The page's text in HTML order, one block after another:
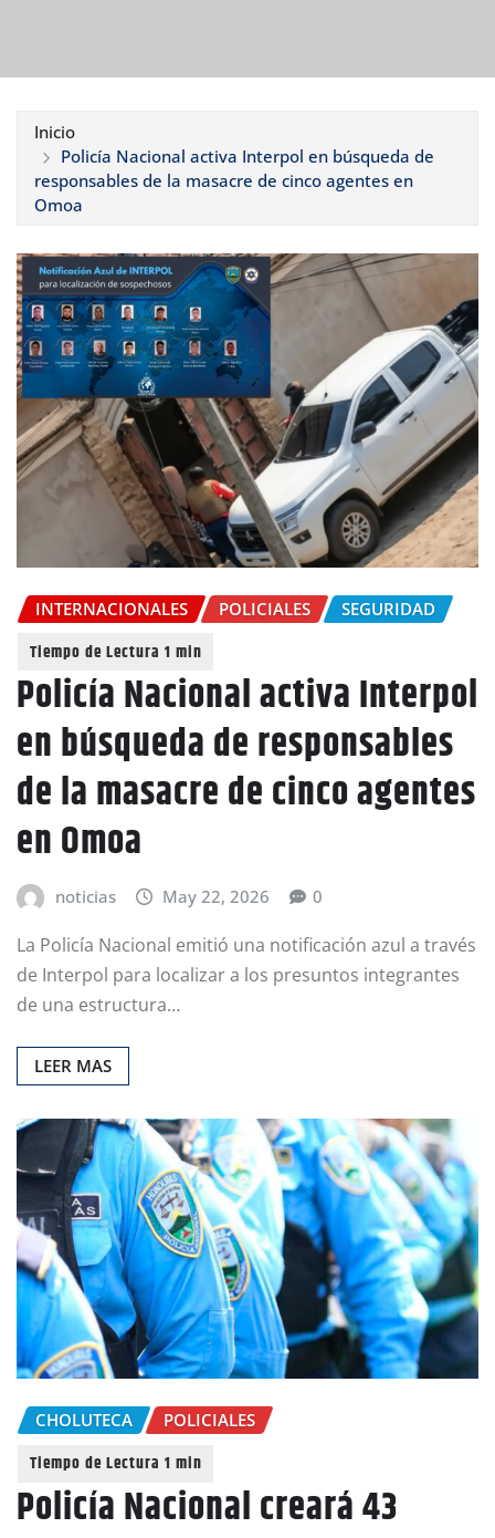
Inicio
Policía Nacional activa Interpol en búsqueda de
responsables de la masacre de cinco agentes en
Omoa
INTERNACIONALES POLICIALES SEGURIDAD
Policía Nacional activa Interpol
en búsqueda de responsables
de la masacre de cinco agentes
en Omoa
noticias May 22, 2026 0
La Policía Nacional emitió una notificación azul a través
de Interpol para localizar a los presuntos integrantes
de una estructura…
LEER MAS
CHOLUTECA POLICIALES
Policía Nacional creará 43